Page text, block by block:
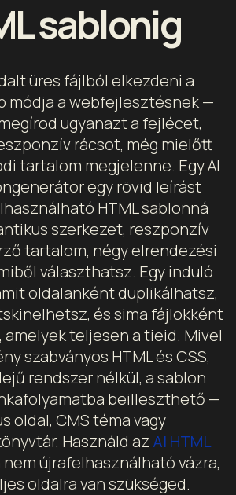
sablonig
üres fájlból elkezdeni a
módja a webfejlesztésnek —
ugyanazt a fejlécet,
rácsot, még mielőtt
tartalom megjelenne. Egy AI
egy rövid leírást
HTML sablonná
szerkezet, reszponzív
tartalom, négy elrendezési
választhatsz. Egy induló
oldalanként duplikálhatsz,
és sima fájlokként
teljesen a tieid. Mivel
szabványos HTML és CSS,
rendszer nélkül, a sablon
beilleszthető —
oldal, CMS téma vagy
Használd az AI HTML
nem újrafelhasználható vázra,
oldalra van szükséged.